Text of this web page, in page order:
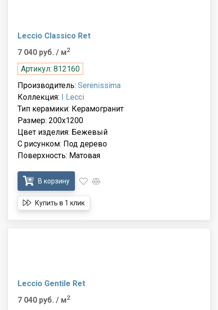
Leccio Classico Ret
7 040 руб. / м2
Артикул: 812160
Производитель: Serenissima
Коллекция:
I Lecci
Тип керамики: Керамогранит
Размер: 200x1200
Цвет изделия: Бежевый
С рисунком: Под дерево
Поверхность: Матовая
В корзину
Купить в 1 клик
Leccio Gentile Ret
7 040 руб. / м2